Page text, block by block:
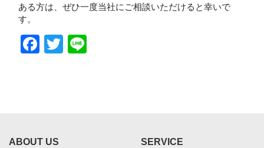
ある方は、ぜひ一度当社にご相談いただけると幸いで
す。
Facebook
Twitter
ABOUT US SERVICE